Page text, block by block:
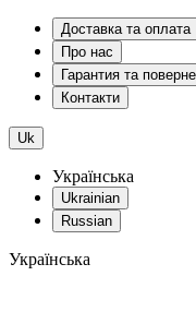
Доставка та оплата
Про нас
Гарантия та
Контакти
Uk
Українська
Ukrainian
Russian
Українська